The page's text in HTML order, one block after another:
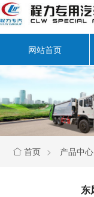
网站首页
 首页 > 产品中心
东